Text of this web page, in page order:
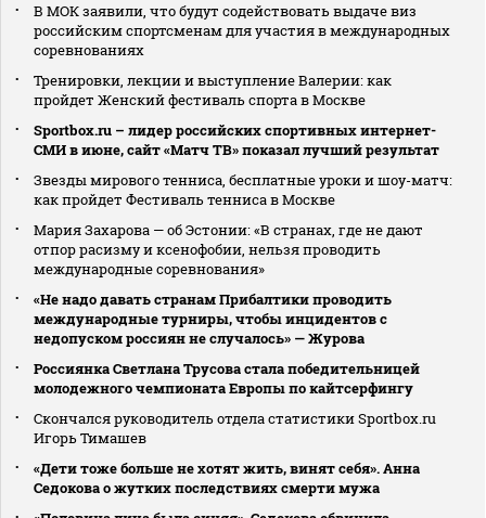
В МОК заявили, что будут содействовать выдаче виз
российским спортсменам для участия в международных
соревнованиях
Тренировки, лекции и выступление Валерии: как
пройдет Женский фестиваль спорта в Москве
Sportbox.ru – лидер российских спортивных интернет-
СМИ в июне, сайт «Матч ТВ» показал лучший результат
Звезды мирового тенниса, бесплатные уроки и шоу-матч:
как пройдет Фестиваль тенниса в Москве
Мария Захарова — об Эстонии: «В странах, где не дают
отпор расизму и ксенофобии, нельзя проводить
международные соревнования»
«Не надо давать странам Прибалтики проводить
международные турниры, чтобы инцидентов с
недопуском россиян не случалось» — Журова
Россиянка Светлана Трусова стала победительницей
молодежного чемпионата Европы по кайтсерфингу
Скончался руководитель отдела статистики Sportbox.ru
Игорь Тимашев
«Дети тоже больше не хотят жить, винят себя». Анна
Седокова о жутких последствиях смерти мужа